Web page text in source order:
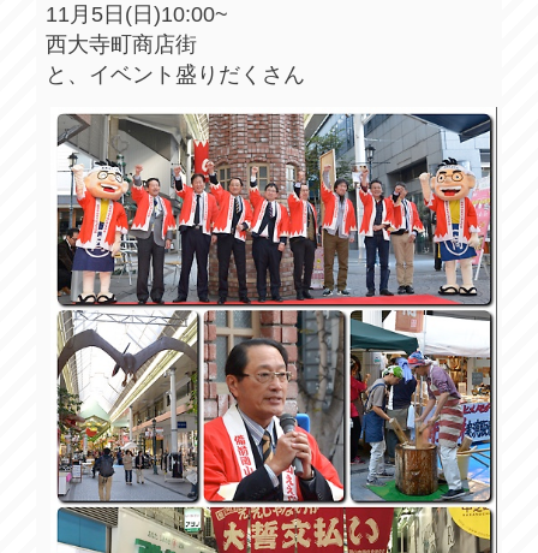
11月5日(日)10:00~
西大寺町商店街
と、イベント盛りだくさん